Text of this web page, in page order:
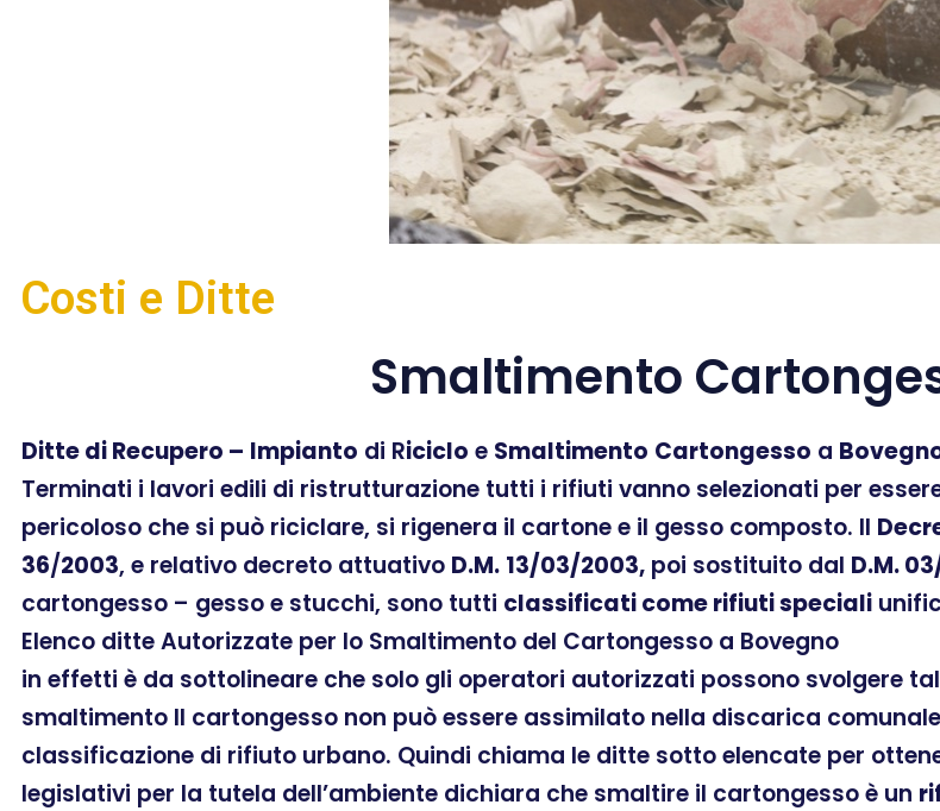
Costi e Ditte
Smaltimento
Ditte di Recupero – Impianto di Riciclo e Smaltimento Cartongesso a
Terminati i lavori edili di ristrutturazione tutti i rifiuti vanno selezionati per
pericoloso che si può riciclare, si rigenera il cartone e il gesso composto. Il
36/2003, e relativo decreto attuativo D.M. 13/03/2003, poi sostituito dal D.M.
cartongesso – gesso e stucchi, sono tutti classificati come rifiuti speciali
Elenco ditte Autorizzate per lo Smaltimento del Cartongesso a Bovegno
in effetti è da sottolineare che solo gli operatori autorizzati possono svolgere
smaltimento Il cartongesso non può essere assimilato nella discarica
classificazione di rifiuto urbano. Quindi chiama le ditte sotto elencate per
legislativi per la tutela dell’ambiente dichiara che smaltire il cartongesso è un